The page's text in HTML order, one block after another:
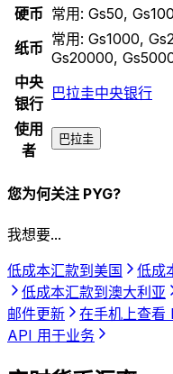
硬币 常用: Gs50,
纸币 常用: Gs1000,
Gs20000,
中央
银行
巴拉圭中央银行
使用
者
巴拉圭
您为何关注 PYG?
我想要...
低成本汇款到美国
低成
低成本汇款到澳大利亚
邮件更新
在手机上查看
API 用于业务